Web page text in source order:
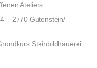
Ateliers
– 2770 Gutenstein/
Steinbildhauerei